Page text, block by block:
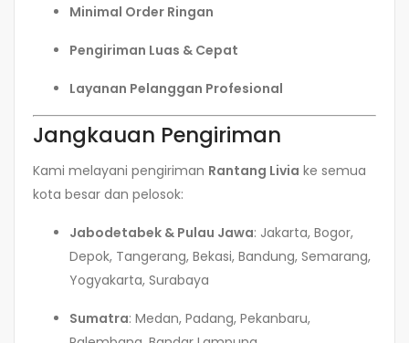
Minimal Order Ringan
Pengiriman Luas & Cepat
Layanan Pelanggan Profesional
Jangkauan Pengiriman
Kami melayani pengiriman Rantang Livia ke semua
kota besar dan pelosok:
Jabodetabek & Pulau Jawa: Jakarta, Bogor,
Depok, Tangerang, Bekasi, Bandung, Semarang,
Yogyakarta, Surabaya
Sumatra: Medan, Padang, Pekanbaru,